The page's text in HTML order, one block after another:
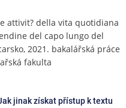
attivit? della vita quotidiana
del capo lungo del
2021. bakalářská práce
fakulta
jinak získat přístup k textu